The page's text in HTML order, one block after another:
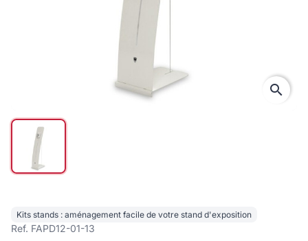
search
Kits stands : aménagement facile de votre stand d'exposition
Ref. FAPD12-01-13